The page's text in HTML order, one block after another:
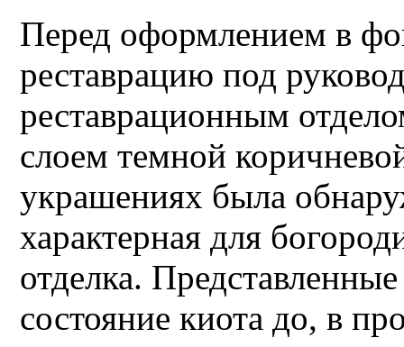
Перед оформлением в
реставрацию под
реставрационным
слоем темной
украшениях была
характерная для
отделка.
состояние киота до, в